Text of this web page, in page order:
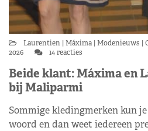
Laurentien Máxima Modenieuws
2026
14 reacties
Beide klant: Máxima en
bij Maliparmi
Sommige kledingmerken kun
woord en dan weet iedereen